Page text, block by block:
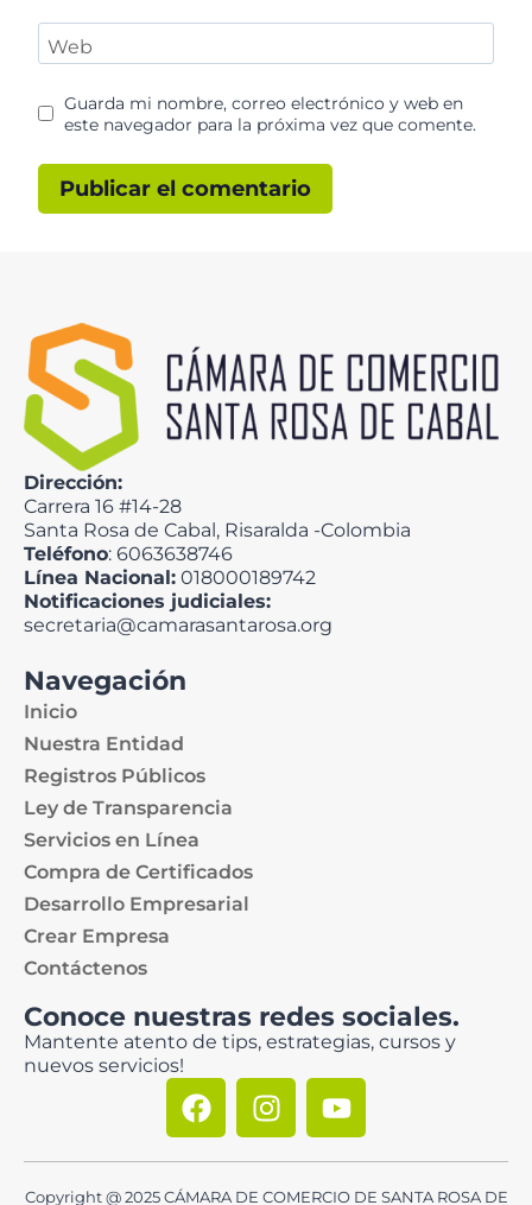
Web
Guarda mi nombre, correo electrónico y web en
este navegador para la próxima vez que comente.
Dirección:
Carrera 16 #14-28
Santa Rosa de Cabal, Risaralda -Colombia
Teléfono: 6063638746
Línea Nacional: 018000189742
Notificaciones judiciales:
secretaria@camarasantarosa.org
Navegación
Inicio
Nuestra Entidad
Registros Públicos
Ley de Transparencia
Servicios en Línea
Compra de Certificados
Desarrollo Empresarial
Crear Empresa
Contáctenos
Conoce nuestras redes sociales.
Mantente atento de tips, estrategias, cursos y
nuevos servicios!
Copyright @ 2025 CÁMARA DE COMERCIO DE SANTA ROSA DE